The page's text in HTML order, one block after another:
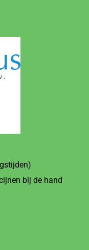
bij de hand